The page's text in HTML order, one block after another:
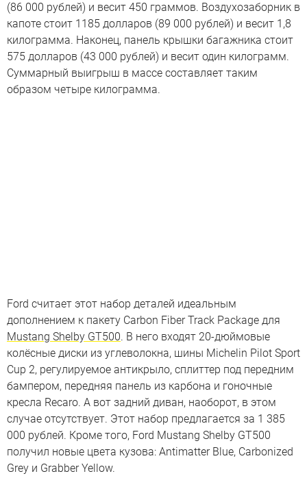
(86 000 рублей) и весит 450 граммов. Воздухозаборник в
капоте стоит 1185 долларов (89 000 рублей) и весит 1,8
килограмма. Наконец, панель крышки багажника стоит
575 долларов (43 000 рублей) и весит один килограмм.
Суммарный выигрыш в массе составляет таким
образом четыре килограмма.
Ford считает этот набор деталей идеальным
дополнением к пакету Carbon Fiber Track Package для
Mustang Shelby GT500. В него входят 20-дюймовые
колёсные диски из углеволокна, шины Michelin Pilot Sport
Cup 2, регулируемое антикрыло, сплиттер под передним
бампером, передняя панель из карбона и гоночные
кресла Recaro. А вот задний диван, наоборот, в этом
случае отсутствует. Этот набор предлагается за 1 385
000 рублей. Кроме того, Ford Mustang Shelby GT500
получил новые цвета кузова: Antimatter Blue, Carbonized
Grey и Grabber Yellow.